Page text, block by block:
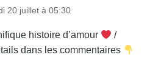
20 juillet à 05:30
histoire d’amour
/
dans les commentaires